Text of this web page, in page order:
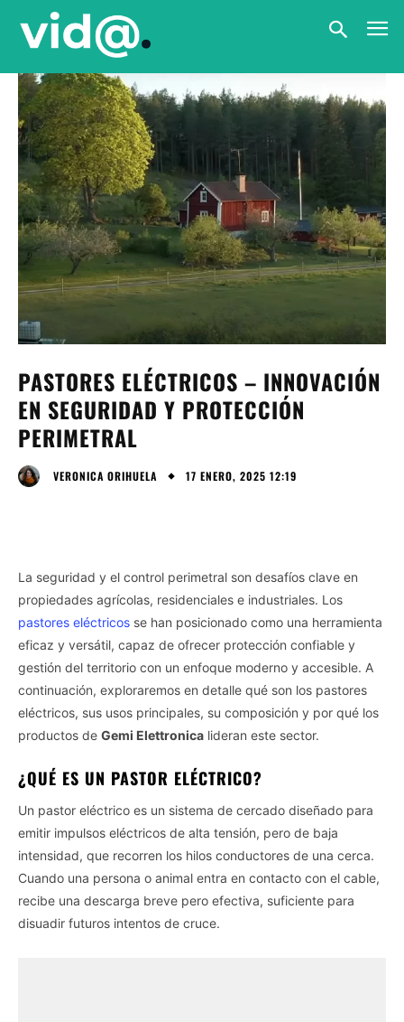
PASTORES ELÉCTRICOS – INNOVACIÓN
EN SEGURIDAD Y PROTECCIÓN
PERIMETRAL
VERONICA ORIHUELA 17 ENERO, 2025 12:19
La seguridad y el control perimetral son desafíos clave en
propiedades agrícolas, residenciales e industriales. Los
pastores eléctricos se han posicionado como una herramienta
eficaz y versátil, capaz de ofrecer protección confiable y
gestión del territorio con un enfoque moderno y accesible. A
continuación, exploraremos en detalle qué son los pastores
eléctricos, sus usos principales, su composición y por qué los
productos de Gemi Elettronica lideran este sector.
¿QUÉ ES UN PASTOR ELÉCTRICO?
Un pastor eléctrico es un sistema de cercado diseñado para
emitir impulsos eléctricos de alta tensión, pero de baja
intensidad, que recorren los hilos conductores de una cerca.
Cuando una persona o animal entra en contacto con el cable,
recibe una descarga breve pero efectiva, suficiente para
disuadir futuros intentos de cruce.